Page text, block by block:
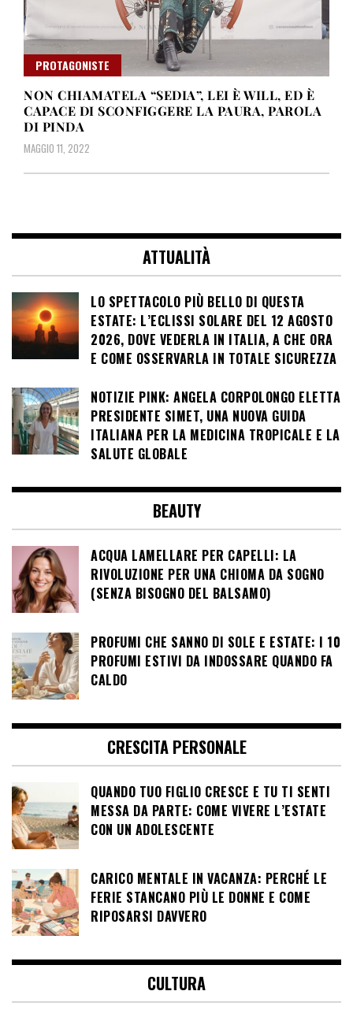
PROTAGONISTE
NON CHIAMATELA “SEDIA”, LEI È WILL, ED È
CAPACE DI SCONFIGGERE LA PAURA, PAROLA
DI PINDA
MAGGIO 11, 2022
ATTUALITÀ
LO SPETTACOLO PIÙ BELLO DI QUESTA
ESTATE: L’ECLISSI SOLARE DEL 12 AGOSTO
2026, DOVE VEDERLA IN ITALIA, A CHE ORA
E COME OSSERVARLA IN TOTALE SICUREZZA
NOTIZIE PINK: ANGELA CORPOLONGO ELETTA
PRESIDENTE SIMET, UNA NUOVA GUIDA
ITALIANA PER LA MEDICINA TROPICALE E LA
SALUTE GLOBALE
BEAUTY
ACQUA LAMELLARE PER CAPELLI: LA
RIVOLUZIONE PER UNA CHIOMA DA SOGNO
(SENZA BISOGNO DEL BALSAMO)
PROFUMI CHE SANNO DI SOLE E ESTATE: I 10
PROFUMI ESTIVI DA INDOSSARE QUANDO FA
CALDO
CRESCITA PERSONALE
QUANDO TUO FIGLIO CRESCE E TU TI SENTI
MESSA DA PARTE: COME VIVERE L’ESTATE
CON UN ADOLESCENTE
CARICO MENTALE IN VACANZA: PERCHÉ LE
FERIE STANCANO PIÙ LE DONNE E COME
RIPOSARSI DAVVERO
CULTURA